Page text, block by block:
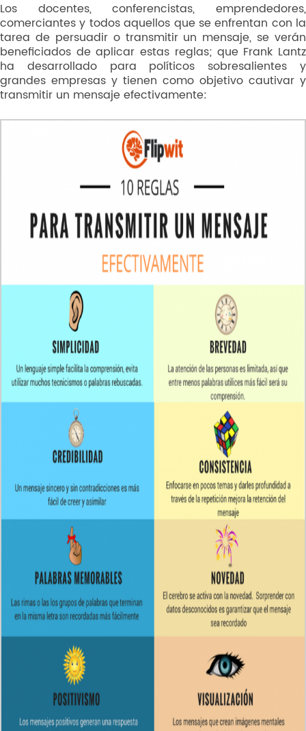
Los docentes, conferencistas, emprendedores,
comerciantes y todos aquellos que se enfrentan con la
tarea de persuadir o transmitir un mensaje, se verán
beneficiados de aplicar estas reglas; que Frank Lantz
ha desarrollado para políticos sobresalientes y
grandes empresas y tienen como objetivo cautivar y
transmitir un mensaje efectivamente: